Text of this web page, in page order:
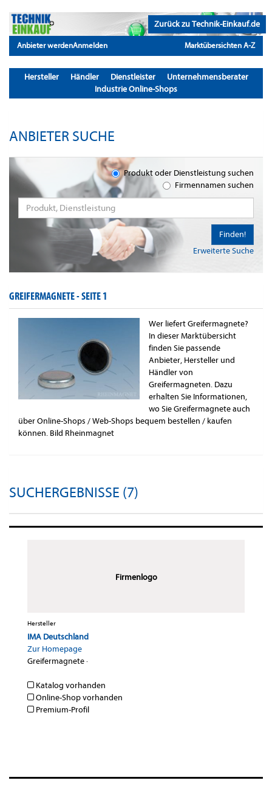
Zurück zu Technik-Einkauf.de
Anbieter werdenAnmelden Marktübersichten A-Z
Hersteller Händler Dienstleister
Unternehmensberater
Industrie Online-Shops
ANBIETER SUCHE
Produkt oder Dienstleistung suchen
Firmennamen suchen
Erweiterte Suche
Finden!
GREIFERMAGNETE -SEITE 1
Wer liefert Greifermagnete?
In dieser Marktübersicht
finden Sie passende
Anbieter, Hersteller und
Händler von
Greifermagneten. Dazu
erhalten Sie Informationen,
wo Sie Greifermagnete auch
über Online-Shops / Web-Shops bequem bestellen / kaufen
können. Bild Rheinmagnet
SUCHERGEBNISSE (7)
Firmenlogo
Hersteller
IMA Deutschland
Zur Homepage
Greifermagnete·
Katalog vorhanden
Online-Shop vorhanden
Premium-Profil